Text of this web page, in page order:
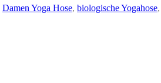
Damen Yoga Hose, biologische Yogahose,